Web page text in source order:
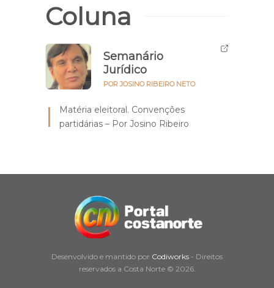
Coluna
Semanário
Jurídico
POR JOSINO RIBEIRO NETO
Matéria eleitoral. Convenções
partidárias – Por Josino Ribeiro
Desenvolvido e mantido por Codiworks - Direitos
reservados a Costa Norte © 2026.